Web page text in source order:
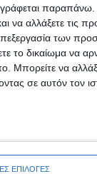
να αλλάξετε τις
των
το δικαίωμα να
Μπορείτε να
σε αυτόν τον
ΕΠΙΛΟΓΕΣ